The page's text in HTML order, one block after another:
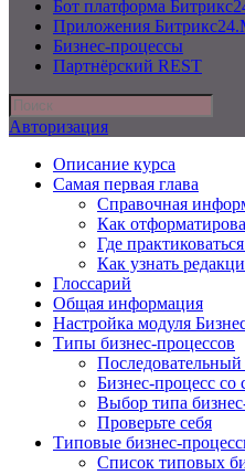
Бот платформа
Приложения
Бизнес-процессы
Партнёрский REST
Авторизация
Описание курса
Самая первая глава
Справочная
Как
Где
Как узнать
Глоссарий
Общая информация
Настройка модуля
Типы бизнес-процессов
Последовательный
Бизнес-процесс со
Выбор типа
Проверьте себя
Типовые бизнес-
Список типовых